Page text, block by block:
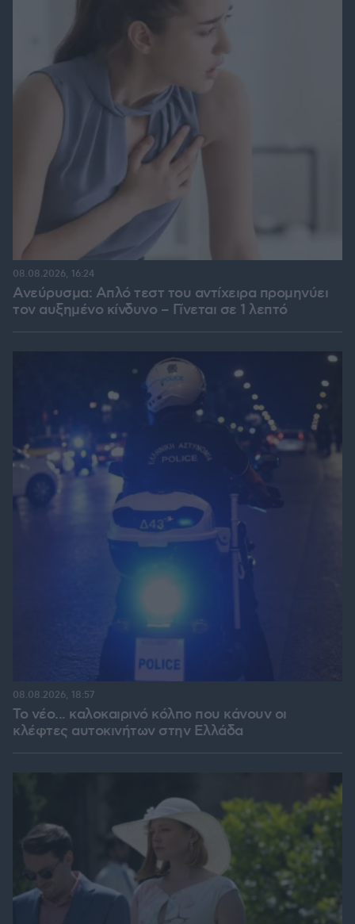
Ανεύρυσμα: Απλό τεστ του αντίχειρα προμηνύει
τον αυξημένο κίνδυνο – Γίνεται σε 1 λεπτό
08.08.2026, 16:24
Το νέο... καλοκαιρινό κόλπο που κάνουν οι
κλέφτες αυτοκινήτων στην Ελλάδα
08.08.2026, 18:57